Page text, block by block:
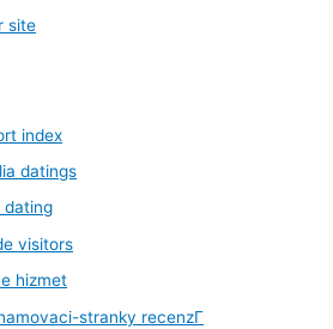
site
index
datings
dating
visitors
hizmet
stranky recenzГ­